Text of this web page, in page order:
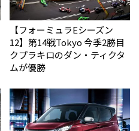
【フォーミュラEシーズン
12】第14戦Tokyo 今季2勝目
クプラキロのダン・ティクタ
ムが優勝